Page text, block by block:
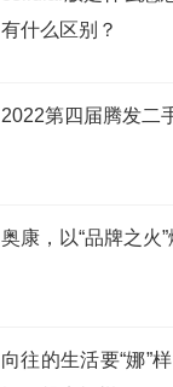
有什么区别？
2022第四届腾发二
奥康，以“品牌之火
向往的生活要“娜”